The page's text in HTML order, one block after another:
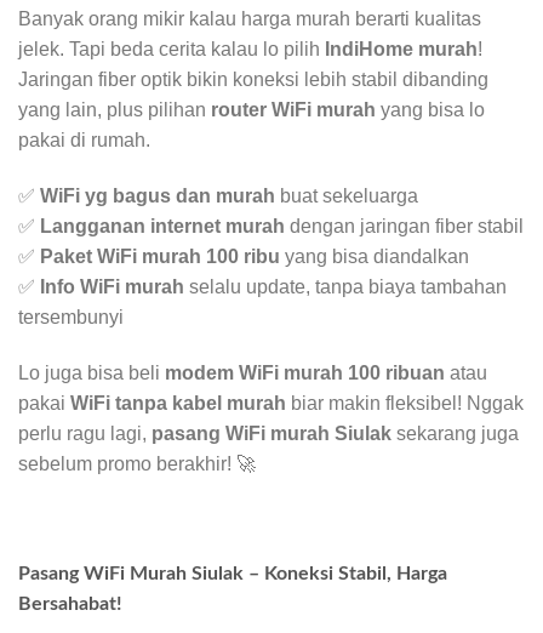
Banyak orang mikir kalau harga murah berarti kualitas
jelek. Tapi beda cerita kalau lo pilih IndiHome murah!
Jaringan fiber optik bikin koneksi lebih stabil dibanding
yang lain, plus pilihan router WiFi murah yang bisa lo
pakai di rumah.
✅ WiFi yg bagus dan murah buat sekeluarga
✅ Langganan internet murah dengan jaringan fiber stabil
✅ Paket WiFi murah 100 ribu yang bisa diandalkan
✅ Info WiFi murah selalu update, tanpa biaya tambahan
tersembunyi
Lo juga bisa beli modem WiFi murah 100 ribuan atau
pakai WiFi tanpa kabel murah biar makin fleksibel! Nggak
perlu ragu lagi, pasang WiFi murah Siulak sekarang juga
sebelum promo berakhir! 🚀
Pasang WiFi Murah Siulak – Koneksi Stabil, Harga
Bersahabat!